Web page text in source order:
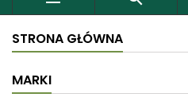
STRONA GŁÓWNA
MARKI